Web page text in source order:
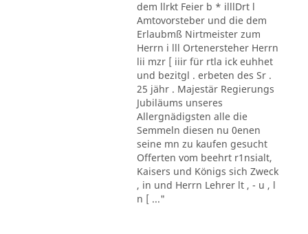
dem llrkt Feier b * illlDrt l
Amtovorsteber und die dem
Erlaubmß Nirtmeister zum
Herrn i lll Ortenersteher Herrn
lii mzr [ iiir für rtla ick euhhet
und bezitgl . erbeten des Sr .
25 jähr . Majestär Regierungs
Jubiläums unseres
Allergnädigsten alle die
Semmeln diesen nu 0enen
seine mn zu kaufen gesucht
Offerten vom beehrt r1nsialt,
Kaisers und Königs sich Zweck
, in und Herrn Lehrer lt , - u , l
n [ ..."